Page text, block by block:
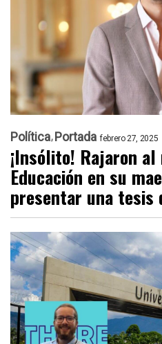
Política Portada febrero 27, 2025
¡Insólito! Rajaron
Educación en su
presentar una tesis